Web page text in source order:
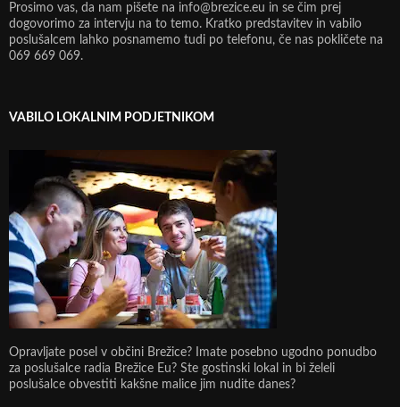
Prosimo vas, da nam pišete na info@brezice.eu in se čim prej
dogovorimo za intervju na to temo. Kratko predstavitev in vabilo
poslušalcem lahko posnamemo tudi po telefonu, če nas pokličete na
069 669 069.
VABILO LOKALNIM PODJETNIKOM
Opravljate posel v občini Brežice? Imate posebno ugodno ponudbo
za poslušalce radia Brežice Eu? Ste gostinski lokal in bi želeli
poslušalce obvestiti kakšne malice jim nudite danes?